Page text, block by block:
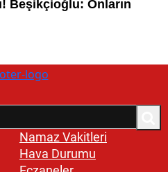
Namaz Vakitleri
Hava Durumu